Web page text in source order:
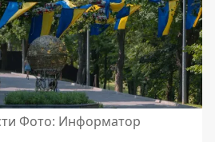
Фото: Информатор